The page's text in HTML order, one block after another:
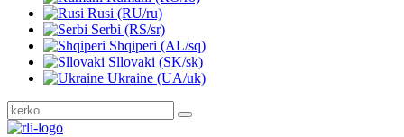
Rusi (RU/ru)
Serbi (RS/sr)
Shqiperi (AL/sq)
Sllovaki (SK/sk)
Ukraine (UA/uk)